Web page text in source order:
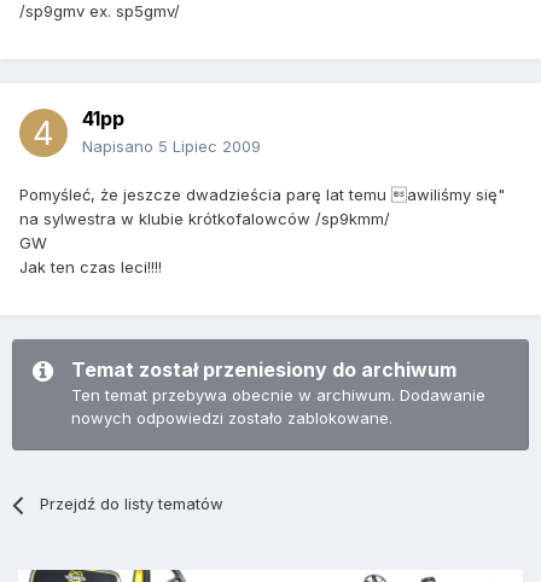
/sp9gmv ex. sp5gmv/
41pp
Napisano 5 Lipiec 2009
Pomyśleć, że jeszcze dwadzieścia parę lat temu awiliśmy się"
na sylwestra w klubie krótkofalowców /sp9kmm/
GW
Jak ten czas leci!!!!
Temat został przeniesiony do archiwum
Ten temat przebywa obecnie w archiwum. Dodawanie
nowych odpowiedzi zostało zablokowane.
Przejdź do listy tematów